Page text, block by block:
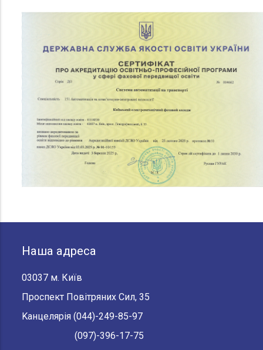
Наша адреса
03037 м. Київ
Проспект Повітряних Сил, 35
Kанцелярія (044)-249-85-97
(097)-396-17-75